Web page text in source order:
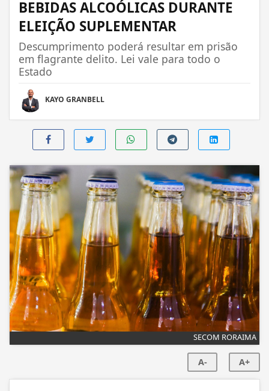
BEBIDAS ALCOÓLICAS DURANTE
ELEIÇÃO SUPLEMENTAR
Descumprimento poderá resultar em prisão
em flagrante delito. Lei vale para todo o
Estado
KAYO GRANBELL
SECOM RORAIMA
A- A+